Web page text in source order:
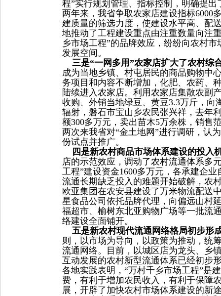
程”实行规划管理、指标控制，明确提
两年来，我省争取农家店建设指标6000
建质量的筛选力度，使建设水平高、配
地推动了工程建设重点由注重数量向注
乡市场工程”的品牌效应，纷纷向农村
发展空间。
三是“一网多用”农家店扩大了农村综
成为当地乡镇、村屯居民的商品购物中
务项目和内容不断增加，化肥、农药、
陆续进入农家店。利用农家店集散农副
收购、外销当地绿豆、黄豆3.3万斤，向
辐射，磐石市宝山乡农民张兴祥，去年
额300多万元，卖出苗木5万余株，销售
两次来我省对“金土地网”进行调研，认
份试点并推广。
四是新农村商品市场体系建设的投入
店的示范效应，调动了农村流通体系多
工程”建设资金1600多万元，各承建企
流通长期缺乏投入的难题开始破解，农
欧亚集团在农安县建设了万米物流配送
星食品公司依托品牌代理，向偏远山村
福超市、榆树东北亚购物广场等一批流
络建设全面铺开。
五是新农村现代流通网络格局初步形
则，以市场为导向，以政策为推动，统
流通网络。目前，以城区店为龙头、乡
互动发展的农村新型流通体系已经初步
各地实践表明，“万村千乡市场工程”是
费，有利于增加农民收入，有利于保障
展，开辟了加快农村市场体系建设的新